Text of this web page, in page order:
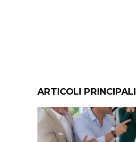
ARTICOLI PRINCIPALI